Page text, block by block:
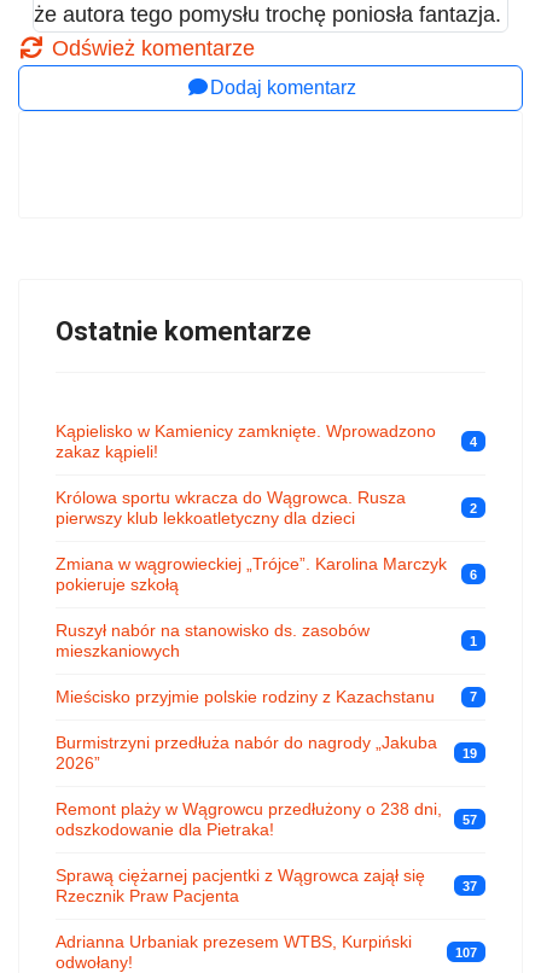
że autora tego pomysłu trochę poniosła fantazja.
Odśwież komentarze
Dodaj komentarz
Ostatnie komentarze
Kąpielisko w Kamienicy zamknięte. Wprowadzono
zakaz kąpieli!
4
Królowa sportu wkracza do Wągrowca. Rusza
pierwszy klub lekkoatletyczny dla dzieci
2
Zmiana w wągrowieckiej „Trójce”. Karolina Marczyk
pokieruje szkołą
6
Ruszył nabór na stanowisko ds. zasobów
mieszkaniowych
1
Mieścisko przyjmie polskie rodziny z Kazachstanu 7
Burmistrzyni przedłuża nabór do nagrody „Jakuba
2026”
19
Remont plaży w Wągrowcu przedłużony o 238 dni,
odszkodowanie dla Pietraka!
57
Sprawą ciężarnej pacjentki z Wągrowca zajął się
Rzecznik Praw Pacjenta
37
Adrianna Urbaniak prezesem WTBS, Kurpiński
odwołany!
107